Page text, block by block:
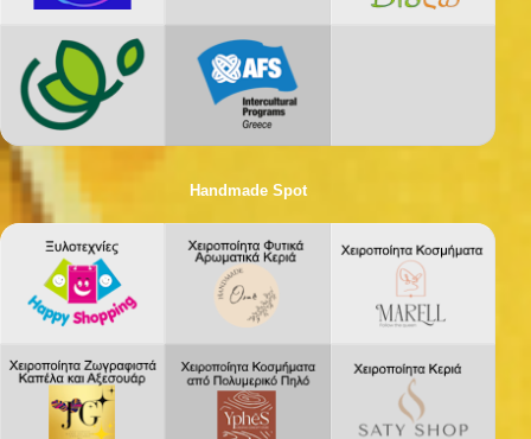
Handmade Spot